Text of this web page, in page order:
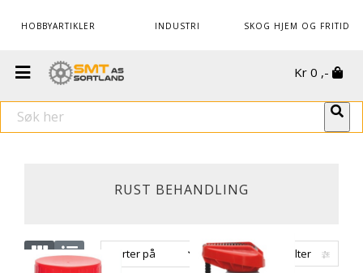
HOBBYARTIKLER INDUSTRI SKOG HJEM OG FRITID
Kr 0 ,-
RUST BEHANDLING
Vis filter
Sorter på